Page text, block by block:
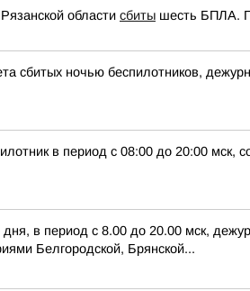
области сбиты шесть БПЛА.
сбитых ночью беспилотников,
в период с 08:00 до 20:00
в период с 8.00 до 20.00 мск,
Белгородской, Брянской...